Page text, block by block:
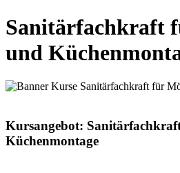
Sanitärfachkraft
und
Kursangebot:
Küchenmontage